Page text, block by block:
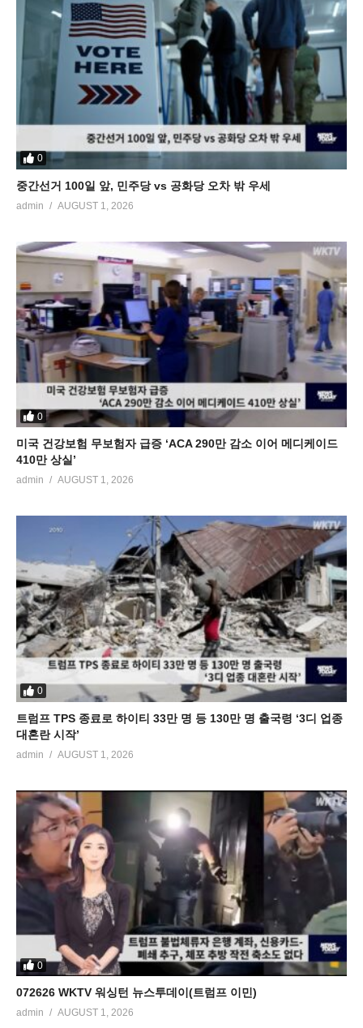
0
중간선거 100일 앞, 민주당 vs 공화당 오차 밖 우세
admin AUGUST 1, 2026
0
미국 건강보험 무보험자 급증 ‘ACA 290만 감소 이어 메디케이드
410만 상실’
admin AUGUST 1, 2026
0
트럼프 TPS 종료로 하이티 33만 명 등 130만 명 출국령 ‘3디 업종
대혼란 시작’
admin AUGUST 1, 2026
0
072626 WKTV 워싱턴 뉴스투데이(트럼프 이민)
admin AUGUST 1, 2026